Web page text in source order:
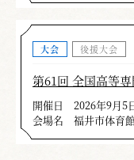
大会 後援大会
第61回 全国高等専
開催日
2026年9月5
会場名
福井市体育